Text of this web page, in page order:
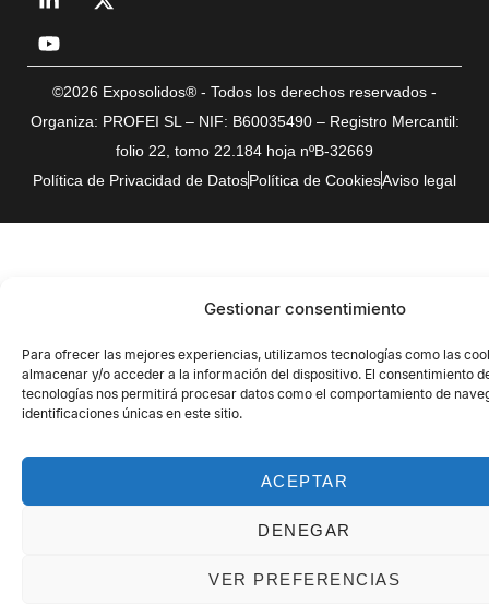
Gestionar consentimiento
Para ofrecer las mejores experiencias, utilizamos tecnologías como las
almacenar y/o acceder a la información del dispositivo. El consentimiento
tecnologías nos permitirá procesar datos como el comportamiento de
identificaciones únicas en este sitio.
ACEPTAR
DENEGAR
VER PREFERENCIAS
©2026 Exposolidos® - Todos los derechos reservados -
Organiza: PROFEI SL – NIF: B60035490 – Registro Mercantil:
folio 22, tomo 22.184 hoja nºB-32669
Política de Privacidad de DatosPolítica de CookiesAviso legal